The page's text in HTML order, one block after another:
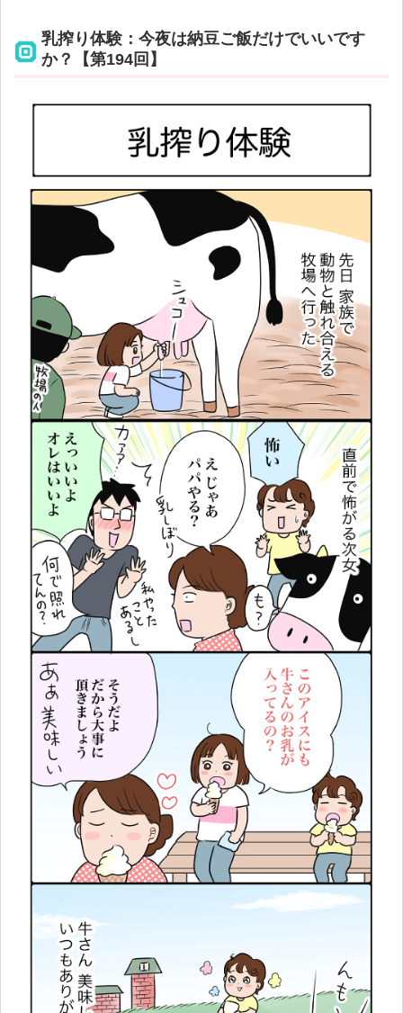
乳搾り体験：今夜は納豆ご飯だけでいいです
か？【第194回】